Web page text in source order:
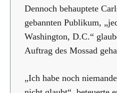
Dennoch behauptete
gebannten Publikum,
Washington, D.C.“
Auftrag des Mossad
„Ich habe noch